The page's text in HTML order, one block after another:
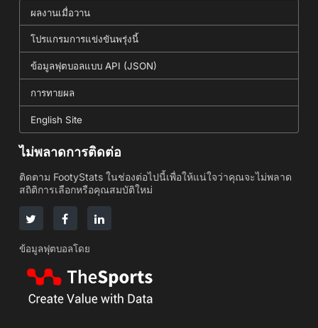
ผลงานเมื่อวาน
โปรแกรมการแข่งขันพรุ่งนี้
ข้อมูลฟุตบอลแบบ API (JSON)
การทายผล
English Site
ไม่พลาดการติดต่อ
ติดตาม FootyStats ในช่องต่อไปนี้เพื่อให้แน่ใจว่าคุณจะไม่พลาด
สถิติการเลือกหรือคุณสมบัติใหม่
ข้อมูลฟุตบอลโดย